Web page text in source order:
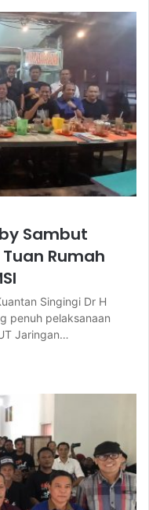
Sambut
Rumah
Singingi Dr H
penuh pelaksanaan
Jaringan…